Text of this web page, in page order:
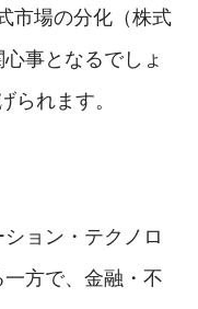
市場の分化（株式
事となるでしょ
られます。
ョン・テクノロ
方で、金融・不